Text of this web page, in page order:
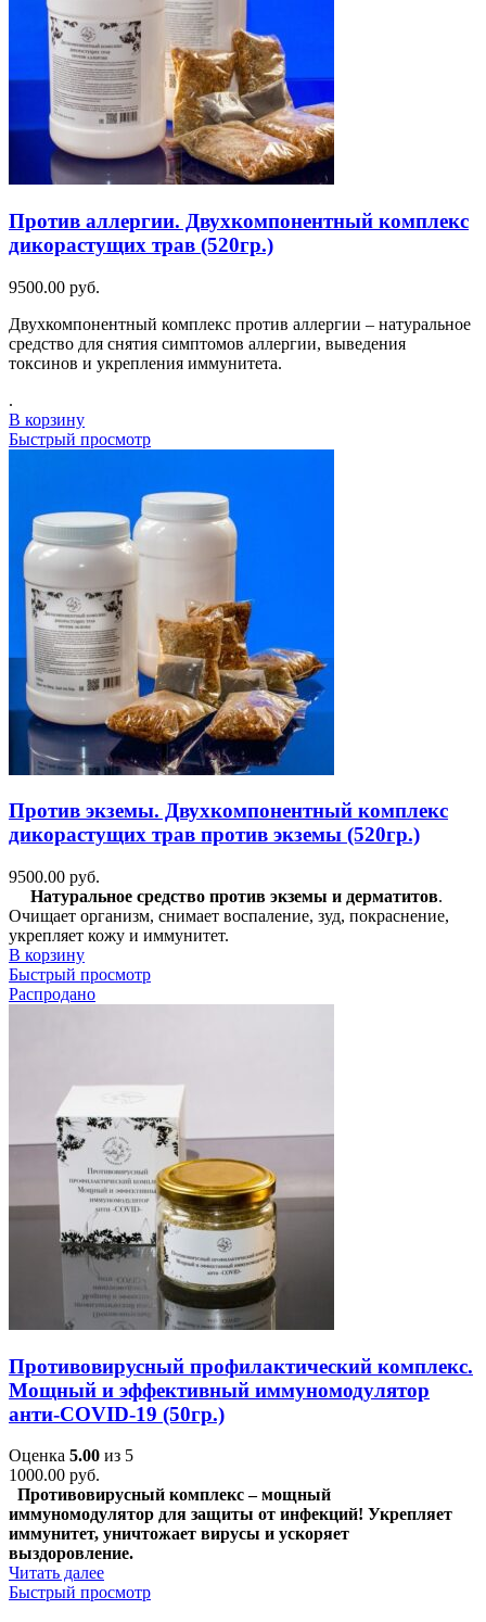
Против аллергии. Двухкомпонентный комплекс
дикорастущих трав (520гр.)
9500.00 руб.
Двухкомпонентный комплекс против аллергии – натуральное
средство для снятия симптомов аллергии, выведения
токсинов и укрепления иммунитета.
.
В корзину
Быстрый просмотр
Против экземы. Двухкомпонентный комплекс
дикорастущих трав против экземы (520гр.)
9500.00 руб.
Натуральное средство против экземы и дерматитов.
Очищает организм, снимает воспаление, зуд, покраснение,
укрепляет кожу и иммунитет.
В корзину
Быстрый просмотр
Распродано
Противовирусный профилактический комплекс.
Мощный и эффективный иммуномодулятор
анти-COVID-19 (50гр.)
Оценка 5.00 из 5
1000.00 руб.
Противовирусный комплекс – мощный
иммуномодулятор для защиты от инфекций! Укрепляет
иммунитет, уничтожает вирусы и ускоряет
выздоровление.
Читать далее
Быстрый просмотр